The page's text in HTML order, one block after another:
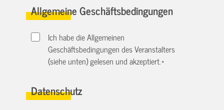
Allgemeine Geschäftsbedingungen
Ich habe die Allgemeinen
Geschäftsbedingungen des Veranstalters
(siehe unten) gelesen und akzeptiert.*
Datenschutz